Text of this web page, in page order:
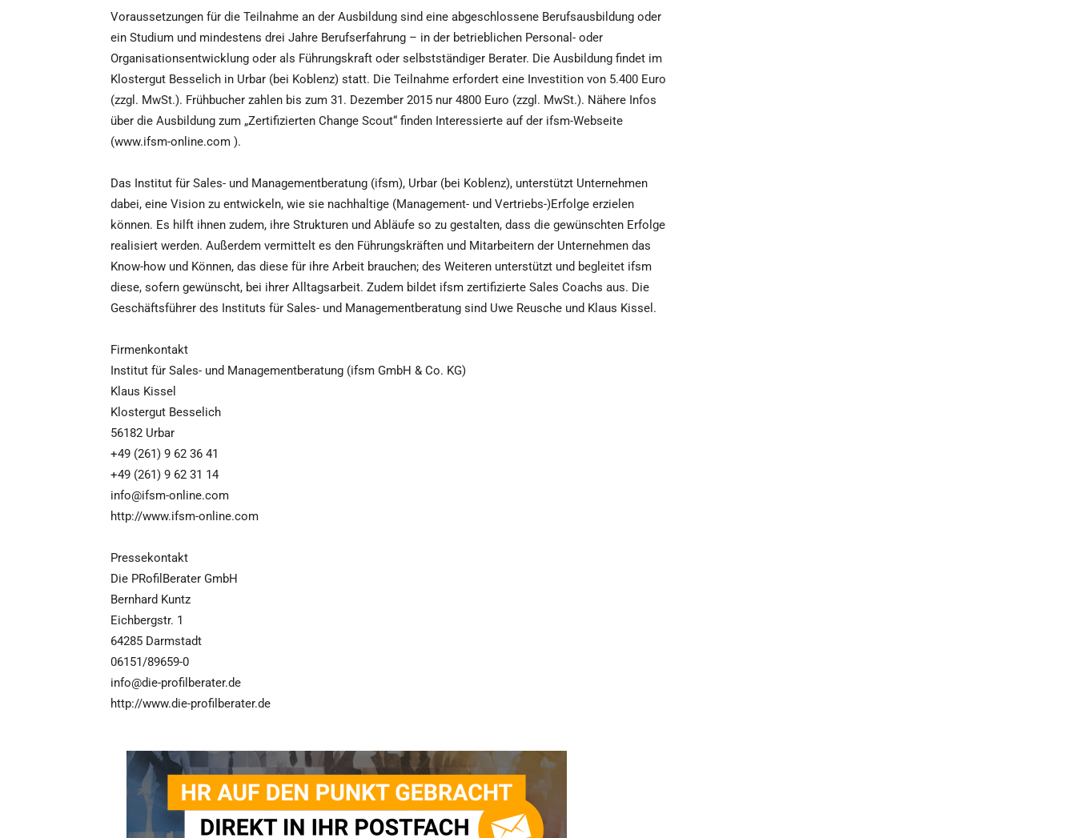
Voraussetzungen für die Teilnahme an der Ausbildung sind eine abgeschlossene Berufsausbildung oder
ein Studium und mindestens drei Jahre Berufserfahrung – in der betrieblichen Personal- oder
Organisationsentwicklung oder als Führungskraft oder selbstständiger Berater. Die Ausbildung findet im
Klostergut Besselich in Urbar (bei Koblenz) statt. Die Teilnahme erfordert eine Investition von 5.400 Euro
(zzgl. MwSt.). Frühbucher zahlen bis zum 31. Dezember 2015 nur 4800 Euro (zzgl. MwSt.). Nähere Infos
über die Ausbildung zum „Zertifizierten Change Scout“ finden Interessierte auf der ifsm-Webseite
(www.ifsm-online.com ).
Das Institut für Sales- und Managementberatung (ifsm), Urbar (bei Koblenz), unterstützt Unternehmen
dabei, eine Vision zu entwickeln, wie sie nachhaltige (Management- und Vertriebs-)Erfolge erzielen
können. Es hilft ihnen zudem, ihre Strukturen und Abläufe so zu gestalten, dass die gewünschten Erfolge
realisiert werden. Außerdem vermittelt es den Führungskräften und Mitarbeitern der Unternehmen das
Know-how und Können, das diese für ihre Arbeit brauchen; des Weiteren unterstützt und begleitet ifsm
diese, sofern gewünscht, bei ihrer Alltagsarbeit. Zudem bildet ifsm zertifizierte Sales Coachs aus. Die
Geschäftsführer des Instituts für Sales- und Managementberatung sind Uwe Reusche und Klaus Kissel.
Firmenkontakt
Institut für Sales- und Managementberatung (ifsm GmbH & Co. KG)
Klaus Kissel
Klostergut Besselich
56182 Urbar
+49 (261) 9 62 36 41
+49 (261) 9 62 31 14
info@ifsm-online.com
http://www.ifsm-online.com
Pressekontakt
Die PRofilBerater GmbH
Bernhard Kuntz
Eichbergstr. 1
64285 Darmstadt
06151/89659-0
info@die-profilberater.de
http://www.die-profilberater.de